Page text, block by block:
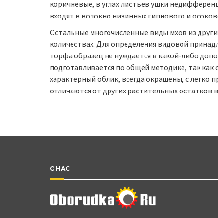
коричневые, в углах листьев ушки
входят в волокно низинных гипнового и
Остальные многочисленные виды мхов из
количествах. Для определения видовой
торфа образец не нуждается в какой-либо
подготавливается по общей методике, так
характерный облик, всегда окрашены, с легко
отличаются от других растительных остатков
О НАС